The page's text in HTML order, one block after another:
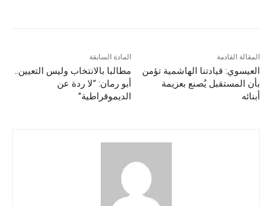
المادة السابقة
مطالبا بالانتخاب وليس التعيين..
أبو رمان: “لا ردة عن
الديموقراطية”
المقالة القادمة
العيسوي: قيادتنا الهاشمية تؤمن
بأن المستقبل يُصنع بعزيمة
أبنائه